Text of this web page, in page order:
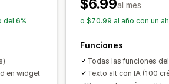
Informes y estadísticas
del 6%
en widget
$6.99al mes
o $70.99 al año con un
Funciones
Todas las funciones
Texto alt con IA (100